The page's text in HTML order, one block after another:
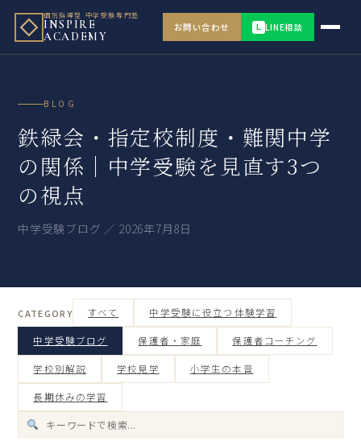
個別指導型 中学受験専門塾
INSPIRE
ACADEMY
お問い合わせ L LINE相談
BLOG
鉄緑会・指定校制度・難関中学
の関係｜中学受験を見直す3つ
の視点
中学受験ブログ ／ 2026年7月8日
CATEGORY すべて 中学受験に役立つ体験学習
中学受験ブログ 保護者・家庭 保護者コーチング
学校別解説 学校見学 小学生の本音
長期休みの学習